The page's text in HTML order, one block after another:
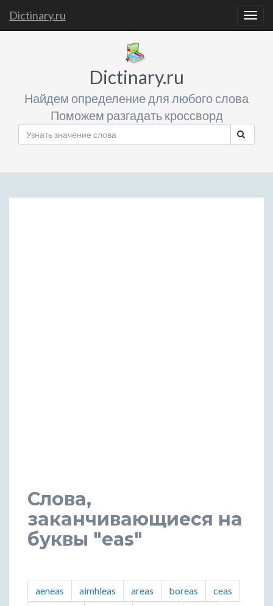
Dictinary.ru
Dictinary.ru
Найдем определение для любого слова
Поможем разгадать кроссворд
Слова,
заканчивающиеся на
буквы "eas"
aeneas aimhleas areas boreas
ceas